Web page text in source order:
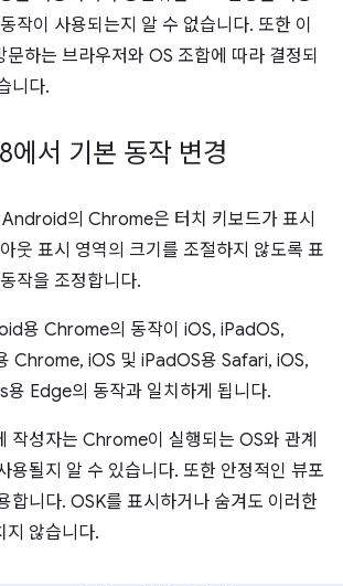
작이 사용되는지 알 수 없습니다. 또한 이
문하는 브라우저와 OS 조합에 따라 결정되
니다.
서 기본 동작 변경
의 Chrome은 터치 키보드가 표시
웃 표시 영역의 크기를 조절하지 않도록 표
작을 조정합니다.
용 Chrome의 동작이 iOS, iPadOS,
Chrome, iOS 및 iPadOS용 Safari, iOS,
Edge의 동작과 일치하게 됩니다.
작성자는 Chrome이 실행되는 OS와 관계
용될지 알 수 있습니다. 또한 안정적인 뷰포
합니다. OSK를 표시하거나 숨겨도 이러한
지 않습니다.